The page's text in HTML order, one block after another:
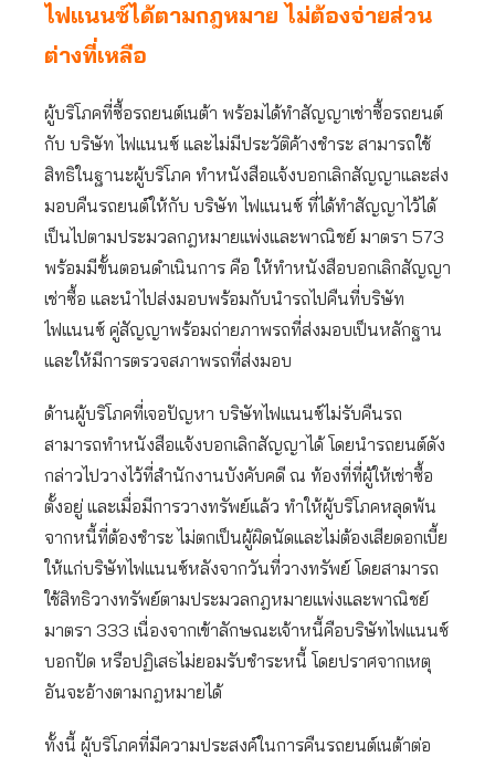
ไฟแนนซ์ได้ตามกฎหมาย ไม่ต้องจ่ายส่วน
ต่างที่เหลือ
ผู้บริโภคที่ซื้อรถยนต์เนต้า พร้อมได้ทำสัญญาเช่าซื้อรถยนต์
กับ บริษัท ไฟแนนซ์ และไม่มีประวัติค้างชำระ สามารถใช้
สิทธิในฐานะผู้บริโภค ทำหนังสือแจ้งบอกเลิกสัญญาและส่ง
มอบคืนรถยนต์ให้กับ บริษัท ไฟแนนซ์ ที่ได้ทำสัญญาไว้ได้
เป็นไปตามประมวลกฎหมายแพ่งและพาณิชย์ มาตรา 573
พร้อมมีขั้นตอนดำเนินการ คือ ให้ทำหนังสือบอกเลิกสัญญา
เช่าซื้อ และนำไปส่งมอบพร้อมกับนำรถไปคืนที่บริษัท
ไฟแนนซ์ คู่สัญญาพร้อมถ่ายภาพรถที่ส่งมอบเป็นหลักฐาน
และให้มีการตรวจสภาพรถที่ส่งมอบ
ด้านผู้บริโภคที่เจอปัญหา บริษัทไฟแนนซ์ไม่รับคืนรถ
สามารถทำหนังสือแจ้งบอกเลิกสัญญาได้ โดยนำรถยนต์ดัง
กล่าวไปวางไว้ที่สำนักงานบังคับคดี ณ ท้องที่ที่ผู้ให้เช่าซื้อ
ตั้งอยู่ และเมื่อมีการวางทรัพย์แล้ว ทำให้ผู้บริโภคหลุดพ้น
จากหนี้ที่ต้องชำระ ไม่ตกเป็นผู้ผิดนัดและไม่ต้องเสียดอกเบี้ย
ให้แก่บริษัทไฟแนนซ์หลังจากวันที่วางทรัพย์ โดยสามารถ
ใช้สิทธิวางทรัพย์ตามประมวลกฎหมายแพ่งและพาณิชย์
มาตรา 333 เนื่องจากเข้าลักษณะเจ้าหนี้คือบริษัทไฟแนนซ์
บอกปัด หรือปฏิเสธไม่ยอมรับชำระหนี้ โดยปราศจากเหตุ
อันจะอ้างตามกฎหมายได้
ทั้งนี้ ผู้บริโภคที่มีความประสงค์ในการคืนรถยนต์เนต้าต่อ